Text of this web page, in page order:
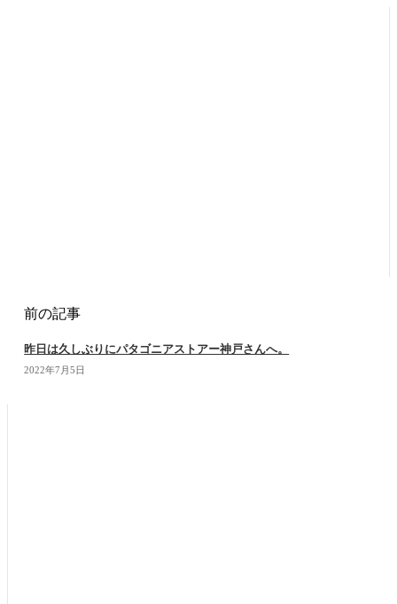
前の記事
昨日は久しぶりにパタゴニアストアー神戸さんへ。
2022年7月5日